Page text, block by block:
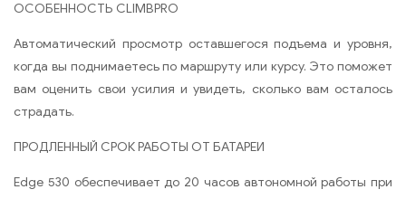
ОСОБЕННОСТЬ CLIMBPRO
Автоматический просмотр оставшегося подъема и уровня,
когда вы поднимаетесь по маршруту или курсу. Это поможет
вам оценить свои усилия и увидеть, сколько вам осталось
страдать.
ПРОДЛЕННЫЙ СРОК РАБОТЫ ОТ БАТАРЕИ
Edge 530 обеспечивает до 20 часов автономной работы при